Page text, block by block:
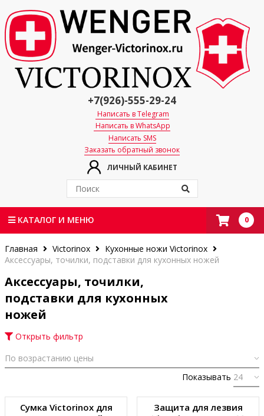
ЛИЧНЫЙ КАБИНЕТ
+7(926)-555-29-24
Написать в Telegram
Написать в WhatsApp
Написать SMS
Заказать обратный звонок
КАТАЛОГ И МЕНЮ 0
Главная Victorinox
Кухонные ножи Victorinox
Аксессуары, точилки, подставки для кухонных ножей
Аксессуары, точилки,
подставки для кухонных
ножей
Открыть фильтр
Показывать
Сумка Victorinox для
Защита для лезвия